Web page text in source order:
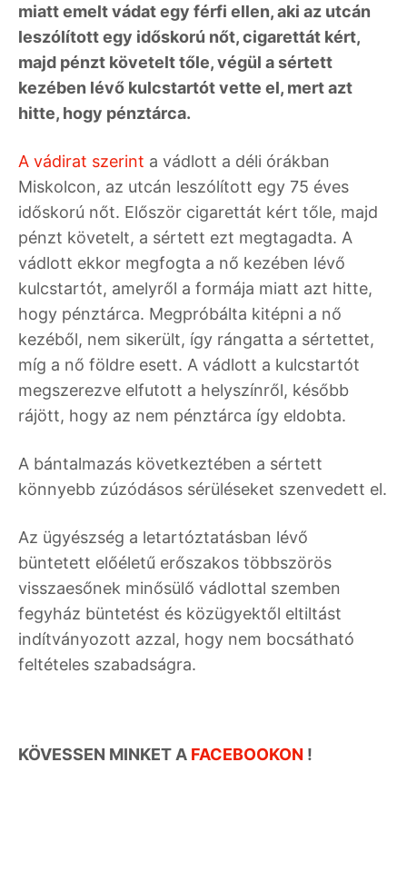
miatt emelt vádat egy férfi ellen, aki az utcán
leszólított egy időskorú nőt, cigarettát kért,
majd pénzt követelt tőle, végül a sértett
kezében lévő kulcstartót vette el, mert azt
hitte, hogy pénztárca.
A vádirat szerint a vádlott a déli órákban
Miskolcon, az utcán leszólított egy 75 éves
időskorú nőt. Először cigarettát kért tőle, majd
pénzt követelt, a sértett ezt megtagadta. A
vádlott ekkor megfogta a nő kezében lévő
kulcstartót, amelyről a formája miatt azt hitte,
hogy pénztárca. Megpróbálta kitépni a nő
kezéből, nem sikerült, így rángatta a sértettet,
míg a nő földre esett. A vádlott a kulcstartót
megszerezve elfutott a helyszínről, később
rájött, hogy az nem pénztárca így eldobta.
A bántalmazás következtében a sértett
könnyebb zúzódásos sérüléseket szenvedett el.
Az ügyészség a letartóztatásban lévő
büntetett előéletű erőszakos többszörös
visszaesőnek minősülő vádlottal szemben
fegyház büntetést és közügyektől eltiltást
indítványozott azzal, hogy nem bocsátható
feltételes szabadságra.
KÖVESSEN MINKET A FACEBOOKON !